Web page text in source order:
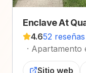
Enclave At
4.652
· Apartamento
Sitio web